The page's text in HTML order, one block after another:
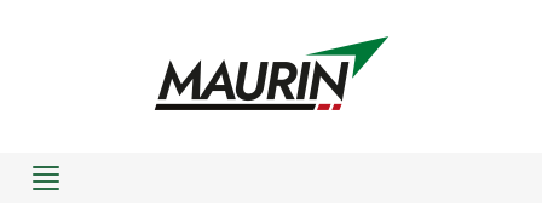
Menu